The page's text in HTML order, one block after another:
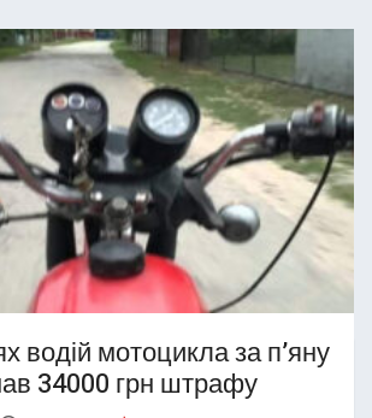
водій мотоцикла за п’яну
34000 грн штрафу